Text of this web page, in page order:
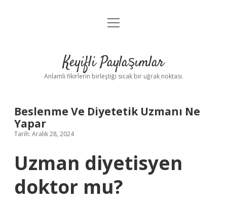
Anasayfa
Yasal Uyarı
menüyü
Keyifli Paylaşımlar
Anlamlı fikirlerin birleştiği sıcak bir uğrak noktası.
Beslenme Ve Diyetetik Uzmanı Ne
Yapar
Tarih: Aralık 28, 2024
Uzman diyetisyen
doktor mu?